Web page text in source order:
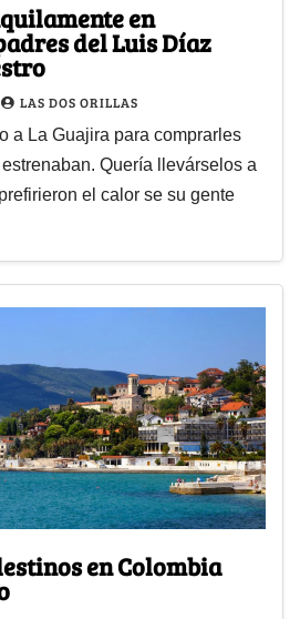
en
del Luis Díaz
LAS DOS ORILLAS
a La Guajira para comprarles
Quería llevárselos a
el calor se su gente
en Colombia